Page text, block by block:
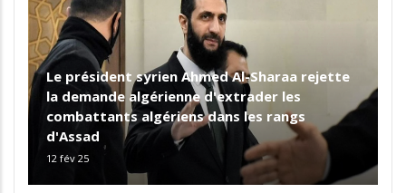
Le président syrien Ahmed Al-Sharaa rejette
la demande algérienne d'extrader les
combattants algériens dans les rangs
d'Assad
12 fév 25